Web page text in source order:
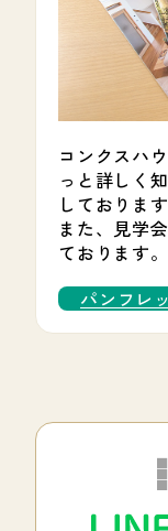
コンクスハ
っと詳しく
しております
また、見学
ております。
パンフレ